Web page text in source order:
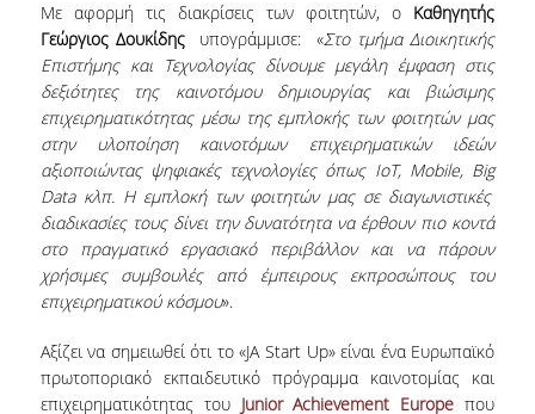
Με αφορμή τις διακρίσεις των φοιτητών, ο Καθηγητής
Γεώργιος Δουκίδηςυπογράμμισε: «Στο τμήμα Διοικητικής
Επιστήμης και Τεχνολογίας δίνουμε μεγάλη έμφαση στις
δεξιότητες της καινοτόμου δημιουργίας και βιώσιμης
επιχειρηματικότητας μέσω της εμπλοκής των φοιτητών μας
στην υλοποίηση καινοτόμων επιχειρηματικών ιδεών
αξιοποιώντας ψηφιακές τεχνολογίες όπως IoT, Mobile, Big
Dataκλπ. Η εμπλοκή των φοιτητών μας σε διαγωνιστικές
διαδικασίες τους δίνει την δυνατότητα να έρθουν πιο κοντά
στο πραγματικό εργασιακό περιβάλλον και να πάρουν
χρήσιμες συμβουλές από έμπειρους εκπροσώπους του
επιχειρηματικού κόσμου».
Αξίζει να σημειωθεί ότι το «JA Start Up» είναι ένα Ευρωπαϊκό
πρωτοποριακό εκπαιδευτικό πρόγραμμα καινοτομίας και
επιχειρηματικότητας του Junior Achievement Europe που